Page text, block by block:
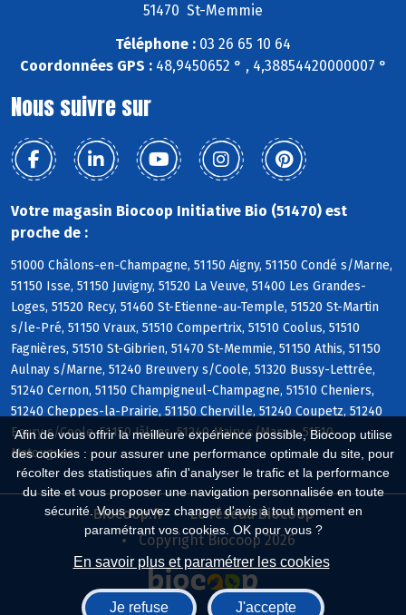
Afin de vous offrir la meilleure expérience possible, Biocoop utilise
des cookies : pour assurer une performance optimale du site, pour
récolter des statistiques afin d'analyser le trafic et la performance
du site et vous proposer une navigation personnalisée en toute
sécurité. Vous pouvez changer d'avis à tout moment en
paramétrant vos cookies. OK pour vous ?
En savoir plus et paramétrer les cookies
Je refuse J'accepte
51470 St-Memmie
Téléphone : 03 26 65 10 64
Coordonnées GPS :48,9450652 ° , 4,38854420000007 °
Nous suivre sur
Votre magasin Biocoop Initiative Bio (51470) est
proche de :
51000 Châlons-en-Champagne, 51150 Aigny, 51150 Condé s/Marne,
51150 Isse, 51150 Juvigny, 51520 La Veuve, 51400 Les Grandes-
Loges, 51520 Recy, 51460 St-Etienne-au-Temple, 51520 St-Martin
s/le-Pré, 51150 Vraux, 51510 Compertrix, 51510 Coolus, 51510
Fagnières, 51510 St-Gibrien, 51470 St-Memmie, 51150 Athis, 51150
Aulnay s/Marne, 51240 Breuvery s/Coole, 51320 Bussy-Lettrée,
51240 Cernon, 51150 Champigneul-Champagne, 51510 Cheniers,
51240 Cheppes-la-Prairie, 51150 Cherville, 51240 Coupetz, 51240
Ecury s/Coole, 51150 Jâlons, 51240 Mairy s/Marne, 51510
Matougues
Biocoop.fr
Le réseau Biocoop
Copyright Biocoop 2026